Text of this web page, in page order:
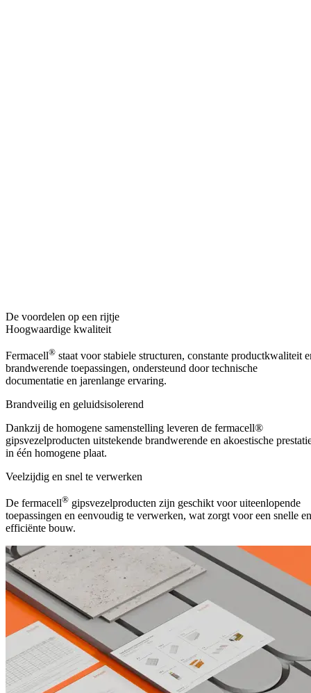
De voordelen op een rijtje
Hoogwaardige kwaliteit
Fermacell® staat voor stabiele structuren, constante productkwaliteit
brandwerende toepassingen, ondersteund door technische
documentatie en jarenlange ervaring.
Brandveilig en geluidsisolerend
Dankzij de homogene samenstelling leveren de fermacell®
gipsvezelproducten uitstekende brandwerende en akoestische
in één homogene plaat.
Veelzijdig en snel te verwerken
De fermacell® gipsvezelproducten zijn geschikt voor uiteenlopende
toepassingen en eenvoudig te verwerken, wat zorgt voor een snelle en
efficiënte bouw.